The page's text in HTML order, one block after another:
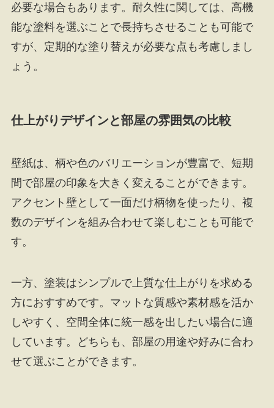
必要な場合もあります。耐久性に関しては、高機
能な塗料を選ぶことで長持ちさせることも可能で
すが、定期的な塗り替えが必要な点も考慮しまし
ょう。
仕上がりデザインと部屋の雰囲気の比較
壁紙は、柄や色のバリエーションが豊富で、短期
間で部屋の印象を大きく変えることができます。
アクセント壁として一面だけ柄物を使ったり、複
数のデザインを組み合わせて楽しむことも可能で
す。
一方、塗装はシンプルで上質な仕上がりを求める
方におすすめです。マットな質感や素材感を活か
しやすく、空間全体に統一感を出したい場合に適
しています。どちらも、部屋の用途や好みに合わ
せて選ぶことができます。